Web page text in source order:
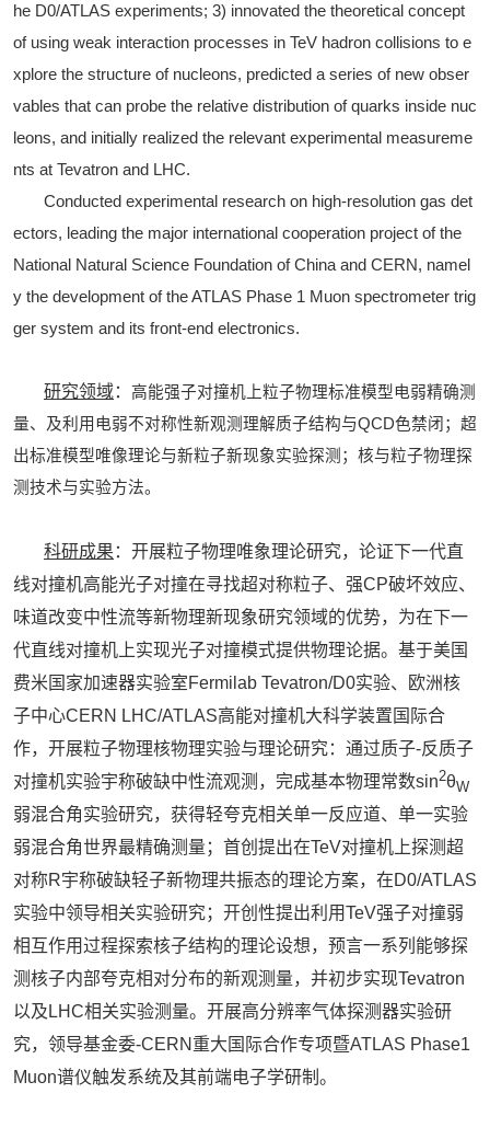
he D0/ATLAS experiments; 3) innovated the theoretical concept
of using weak interaction processes in TeV hadron collisions to e
xplore the structure of nucleons, predicted a series of new obser
vables that can probe the relative distribution of quarks inside nuc
leons, and initially realized the relevant experimental measureme
nts at Tevatron and LHC.
Conducted experimental research on high-resolution gas det
ectors, leading the major international cooperation project of the
National Natural Science Foundation of China and CERN, namel
y the development of the ATLAS Phase 1 Muon spectrometer trig
ger system and its front-end electronics.
研究领域： 高能强子对撞机上粒子物理标准模型电弱精确测
量、及利用电弱不对称性新观测理解质子结构与QCD色禁闭；超
出标准模型唯像理论与新粒子新现象实验探测；核与粒子物理探
测技术与实验方法。
科研成果 ：开展粒子物理唯象理论研究，论证下一代直
线对撞机高能光子对撞在寻找超对称粒子、强CP破坏效应、
味道改变中性流等新物理新现象研究领域的优势，为在下一
代直线对撞机上实现光子对撞模式提供物理论据。基于美国
费米国家加速器实验室Fermilab Tevatron/D0实验、欧洲核
子中心CERN LHC/ATLAS高能对撞机大科学装置国际合
作，开展粒子物理核物理实验与理论研究：通过质子-反质子
对撞机实验宇称破缺中性流观测，完成基本物理常数sin2θW
弱混合角实验研究，获得轻夸克相关单一反应道、单一实验
弱混合角世界最精确测量；首创提出在TeV对撞机上探测超
对称R宇称破缺轻子新物理共振态的理论方案，在D0/ATLAS
实验中领导相关实验研究；开创性提出利用TeV强子对撞弱
相互作用过程探索核子结构的理论设想，预言一系列能够探
测核子内部夸克相对分布的新观测量，并初步实现Tevatron
以及 LHC相关实验测量。开展高分辨率气体探测器实验研
究，领导基金委-CERN 重大国际合作专项暨ATLAS Phase1
Muon谱仪触发系统及其前端电子学研制。